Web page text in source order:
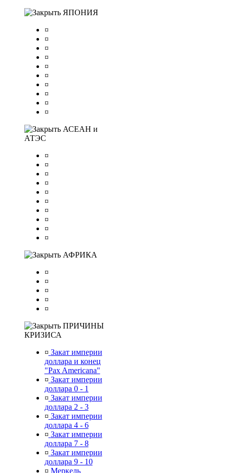
ЯПОНИЯ
¤
¤
¤
¤
¤
¤
¤
¤
¤
¤
АСЕАН и
АТЭС
¤
¤
¤
¤
¤
¤
¤
¤
¤
¤
АФРИКА
¤
¤
¤
¤
¤
ПРИЧИНЫ
КРИЗИСА
¤ Закат империи
доллара и конец
"Pax Americana"
¤ Закат империи
доллара 0 - 1
¤ Закат империи
доллара 2 - 3
¤ Закат империи
доллара 4 - 6
¤ Закат империи
доллара 7 - 8
¤ Закат империи
доллара 9 - 10
¤ Меркель